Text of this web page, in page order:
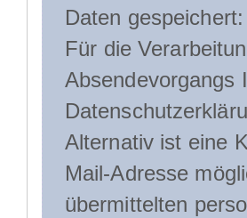
Daten gespeichert:
Für die
Absendevorgangs
Alternativ ist eine
Mail-Adresse
übermittelten